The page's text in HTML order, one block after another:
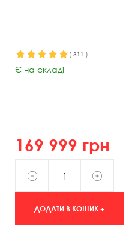
( 311 )
Є на складі
169 999 грн
ДОДАТИ В КОШИК +